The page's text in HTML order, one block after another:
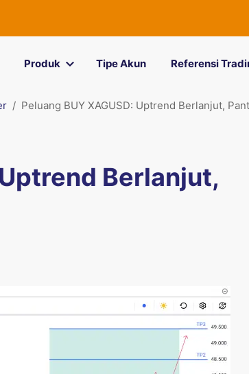
Produk Tipe Akun Referensi
Peluang BUY XAGUSD: Uptrend Berlanjut,
Berlanjut,